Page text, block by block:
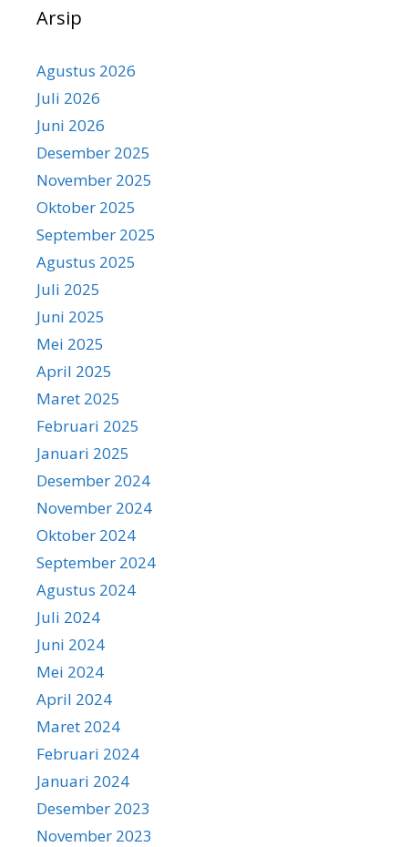
Arsip
Agustus 2026
Juli 2026
Juni 2026
Desember 2025
November 2025
Oktober 2025
September 2025
Agustus 2025
Juli 2025
Juni 2025
Mei 2025
April 2025
Maret 2025
Februari 2025
Januari 2025
Desember 2024
November 2024
Oktober 2024
September 2024
Agustus 2024
Juli 2024
Juni 2024
Mei 2024
April 2024
Maret 2024
Februari 2024
Januari 2024
Desember 2023
November 2023